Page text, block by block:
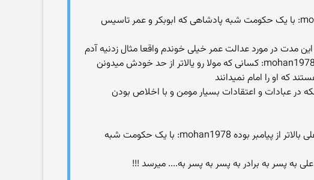
همه مردم رو شما از کجا میار؟ میشه ایه رو برام بیاری که نوشته باشه همه مردم تا من برم تحقیق کنم! mohan1978: با یک حکومت شبه پادشاهی که ابوبکر و عمر تاسیس
مدت در مورد عدالت عمر خیلی خوندم واقعا مثال زدنیه آدم
نباید تعصب کورکورانه داشته باشه آقا رستم عکس یه کتاب از مطهری رو هم گذاشته بود در تمجید از عدالت عمر mohan1978: کسانی که مولا رو یالاتر از حد خودش میدونن
که او را امام نمیدانند
در عبادات و اعتقادات بسیار مومن و با اخلاص بودن
وقتی پیامبر در قرآن مورد بازخواست خداوند قرار میگیره بطبع اون علی هم حتما خطاهائی داشته مگر اینکه بگیم علی بالاتر از پیامبر بوده mohan1978: با یک حکومت شبه
به پسر به برادر به پسر به پسر به.... میرسد !!!